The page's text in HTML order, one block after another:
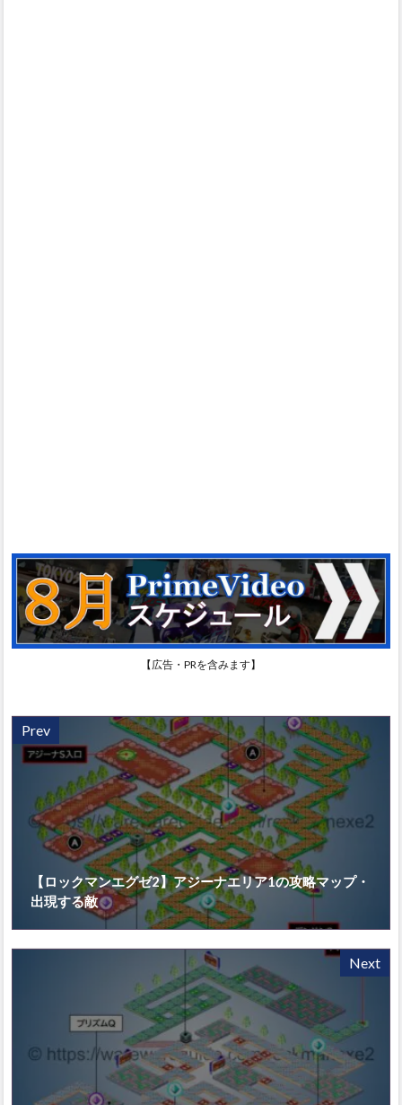
【広告・PRを含みます】
Prev
【ロックマンエグゼ2】アジーナエリア1の攻略マップ・
出現する敵
Next